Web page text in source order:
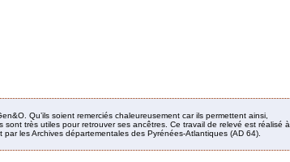
Qu’ils soient remerciés chaleureusement car ils permettent ainsi,
très utiles pour retrouver ses ancêtres. Ce travail de relevé est réalisé à
les Archives départementales des Pyrénées-Atlantiques (AD 64).